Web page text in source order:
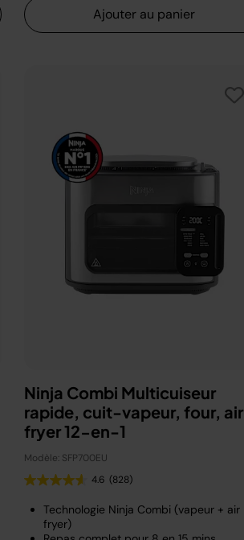
Ajouter au panier
Ninja Combi Multicuiseur
rapide, cuit-vapeur, four, air
fryer 12-en-1
Modèle: SFP700EU
4.6 (828)
Technologie Ninja Combi (vapeur + air
fryer)